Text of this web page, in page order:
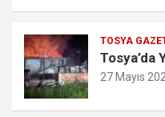
TOSYA
Tosya’da
27 Mayıs